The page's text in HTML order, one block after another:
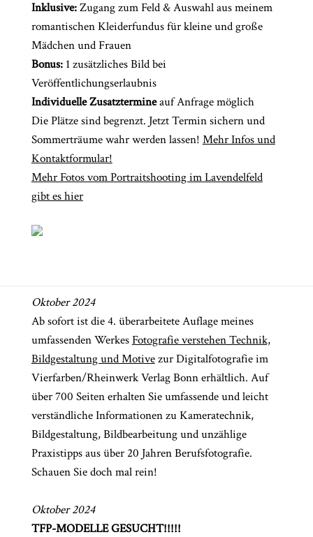
Inklusive:Zugang zum Feld & Auswahl aus meinem
romantischen Kleiderfundus für kleine und große
Mädchen und Frauen
Bonus:1 zusätzliches Bild bei
Veröffentlichungserlaubnis
Individuelle Zusatztermineauf Anfrage möglich
Die Plätze sind begrenzt. Jetzt Termin sichern und
Sommerträume wahr werden lassen! Mehr Infos und
Kontaktformular!
Mehr Fotos vom Portraitshooting im Lavendelfeld
gibt es hier
Oktober 2024
Ab sofort ist die 4. überarbeitete Auflage meines
umfassenden WerkesFotografie verstehen Technik,
Bildgestaltung und Motivezur Digitalfotografie im
Vierfarben/Rheinwerk Verlag Bonn erhältlich. Auf
über 700 Seiten erhalten Sie umfassende und leicht
verständliche Informationen zu Kameratechnik,
Bildgestaltung, Bildbearbeitung und unzählige
Praxistipps aus über 20 Jahren Berufsfotografie.
Schauen Sie doch mal rein!
Oktober 2024
TFP-MODELLE GESUCHT!!!!!